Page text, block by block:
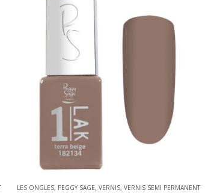
LES ONGLES, PEGGY SAGE, VERNIS, VERNIS SEMI PERMANENT